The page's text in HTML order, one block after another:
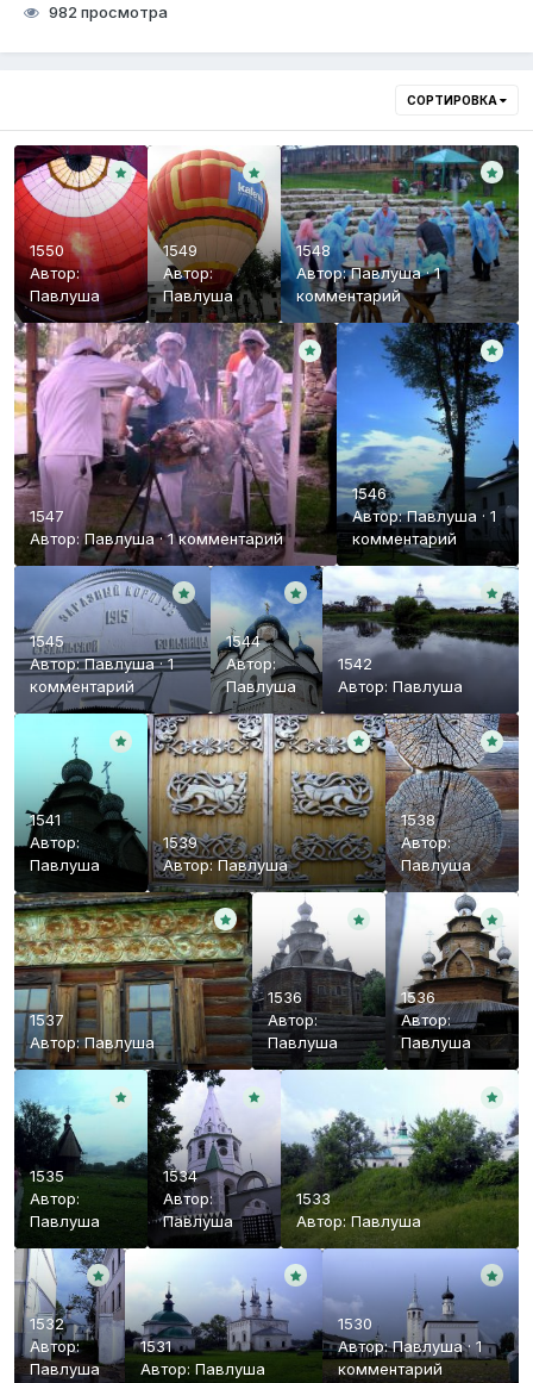
982 просмотра
СОРТИРОВКА
1550
Автор:
Павлуша
1549
Автор:
Павлуша
1548
Автор:Павлуша·1
комментарий
1547
Автор:Павлуша·1 комментарий
1546
Автор:Павлуша ·1
комментарий
1545
Автор:Павлуша·1
комментарий
1544
Автор:
Павлуша
1542
Автор: Павлуша
1541
Автор:
Павлуша
1539
Автор:Павлуша
1538
Автор:
Павлуша
1537
Автор:Павлуша
1536
Автор:
Павлуша
1536
Автор:
Павлуша
1535
Автор:
Павлуша
1534
Автор:
Павлуша
1533
Автор:Павлуша
1532
Автор:
Павлуша
1531
Автор:Павлуша
1530
Автор:Павлуша· 1
комментарий